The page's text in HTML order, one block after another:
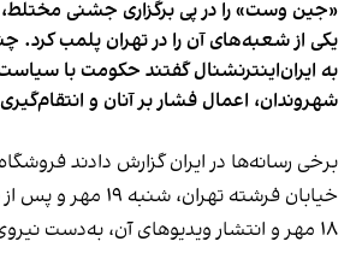
«جین وست» را در پی برگزاری جشنی
یکی از شعبه‌های آن را در تهران پلمب کرد.
به ایران‌اینترنشنال گفتند حکومت با
شهروندان، اعمال فشار بر آنان و
برخی رسانه‌ها در ایران گزارش دادند
خیابان فرشته تهران،
۱۸ مهر و انتشار ویدیوهای آن، به‌دست